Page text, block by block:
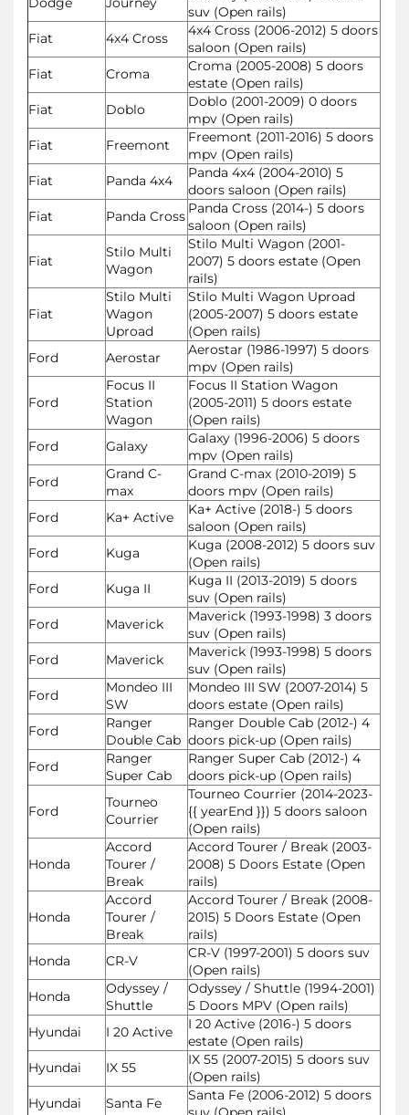
suv (Open rails)
Fiat
4x4 Cross
4x4 Cross (2006-2012) 5 doors
saloon (Open rails)
Fiat
Croma
Croma (2005-2008) 5 doors
estate (Open rails)
Fiat
Doblo
Doblo (2001-2009) 0 doors
mpv (Open rails)
Fiat
Freemont
Freemont (2011-2016) 5 doors
mpv (Open rails)
Fiat
Panda 4x4
Panda 4x4 (2004-2010) 5
doors saloon (Open rails)
Fiat
Panda Cross Panda Cross (2014-) 5 doors
saloon (Open rails)
Fiat
Stilo Multi
Wagon
Stilo Multi Wagon (2001-
2007) 5 doors estate (Open
rails)
Fiat
Stilo Multi
Wagon
Uproad
Stilo Multi Wagon Uproad
(2005-2007) 5 doors estate
(Open rails)
Ford
Aerostar
Aerostar (1986-1997) 5 doors
mpv (Open rails)
Ford
Focus II
Station
Wagon
Focus II Station Wagon
(2005-2011) 5 doors estate
(Open rails)
Ford
Galaxy
Galaxy (1996-2006) 5 doors
mpv (Open rails)
Ford
Grand C-
max
Grand C-max (2010-2019) 5
doors mpv (Open rails)
Ford
Ka+ Active
Ka+ Active (2018-) 5 doors
saloon (Open rails)
Ford
Kuga
Kuga (2008-2012) 5 doors suv
(Open rails)
Ford
Kuga II
Kuga II (2013-2019) 5 doors
suv (Open rails)
Ford
Maverick
Maverick (1993-1998) 3 doors
suv (Open rails)
Ford
Maverick
Maverick (1993-1998) 5 doors
suv (Open rails)
Ford
Mondeo III
SW
Mondeo III SW (2007-2014) 5
doors estate (Open rails)
Ford
Ranger
Double Cab
Ranger Double Cab (2012-) 4
doors pick-up (Open rails)
Ford
Ranger
Super Cab
Ranger Super Cab (2012-) 4
doors pick-up (Open rails)
Ford
Tourneo
Courrier
Tourneo Courrier (2014-2023-
{{ yearEnd }}) 5 doors saloon
(Open rails)
Honda
Accord
Tourer /
Break
Accord Tourer / Break (2003-
2008) 5 Doors Estate (Open
rails)
Honda
Accord
Tourer /
Break
Accord Tourer / Break (2008-
2015) 5 Doors Estate (Open
rails)
Honda
CR-V
CR-V (1997-2001) 5 doors suv
(Open rails)
Honda
Odyssey /
Shuttle
Odyssey / Shuttle (1994-2001)
5 Doors MPV (Open rails)
Hyundai
I 20 Active
I 20 Active (2016-) 5 doors
estate (Open rails)
Hyundai
IX 55
IX 55 (2007-2015) 5 doors suv
(Open rails)
Hyundai
Santa Fe
Santa Fe (2006-2012) 5 doors